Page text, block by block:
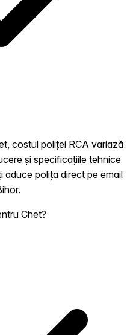
costul poliței RCA variază
și specificațiile tehnice
aduce polița direct pe email
Chet?